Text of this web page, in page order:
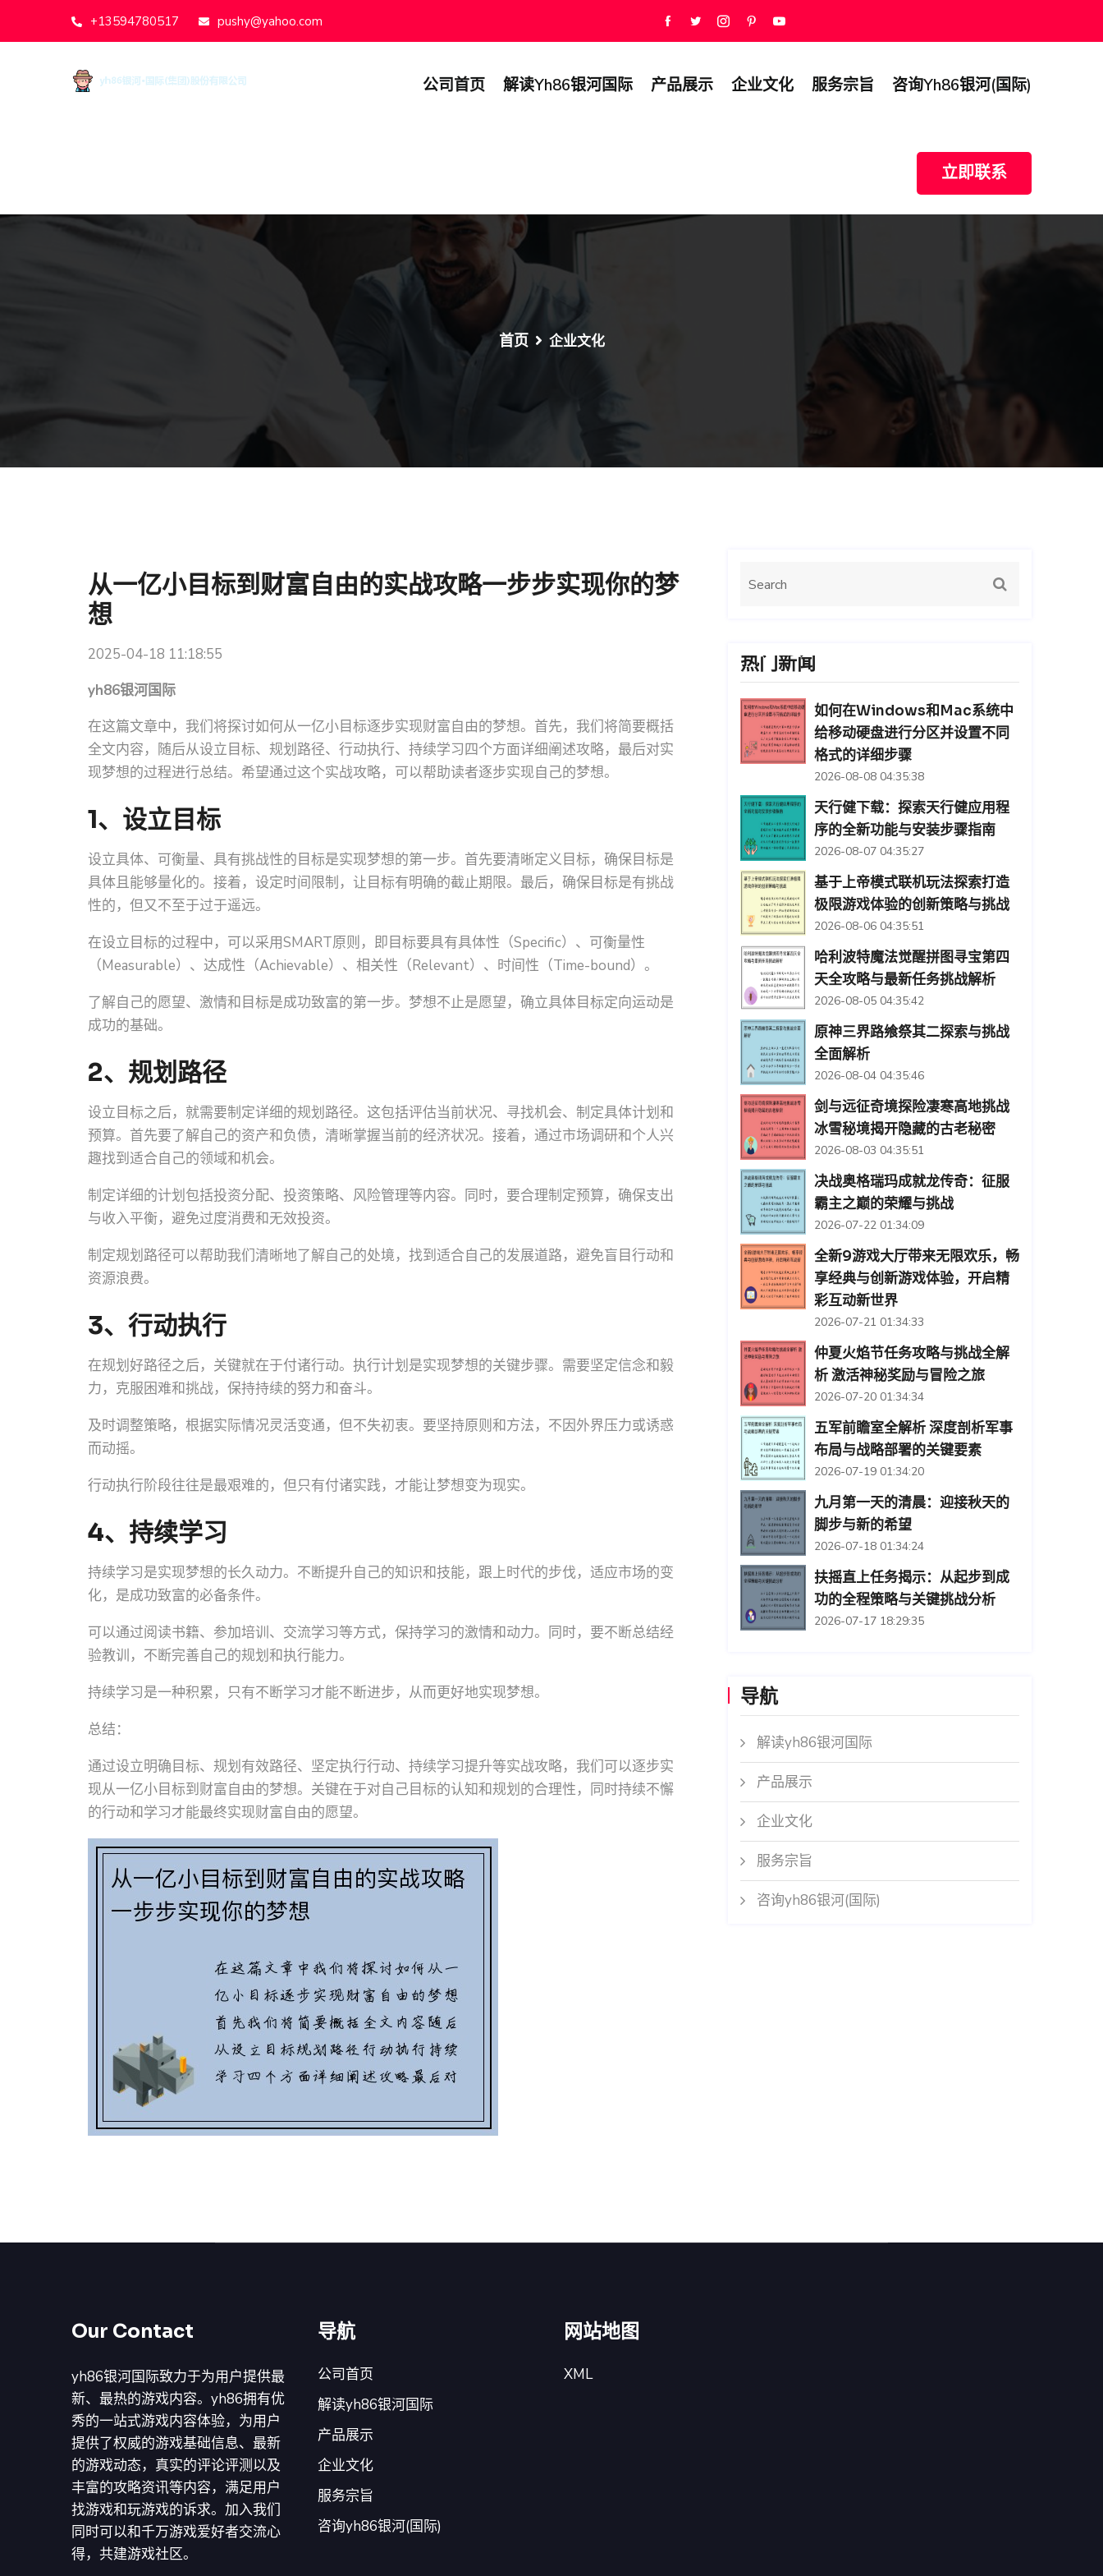
+13594780517 pushy@yahoo.com
公司首页 解读yh86银河国际 产品展示 企业文化 服务宗旨 咨询yh86银河(国际)
立即联系
首页 企业文化
从一亿小目标到财富自由的实战攻略一步步实现你的梦
想
2025-04-18 11:18:55
yh86银河国际
在这篇文章中，我们将探讨如何从一亿小目标逐步实现财富自由的梦想。首先，我们将简要概括
全文内容，随后从设立目标、规划路径、行动执行、持续学习四个方面详细阐述攻略，最后对实
现梦想的过程进行总结。希望通过这个实战攻略，可以帮助读者逐步实现自己的梦想。
1、设立目标
设立具体、可衡量、具有挑战性的目标是实现梦想的第一步。首先要清晰定义目标，确保目标是
具体且能够量化的。接着，设定时间限制，让目标有明确的截止期限。最后，确保目标是有挑战
性的，但又不至于过于遥远。
在设立目标的过程中，可以采用SMART原则，即目标要具有具体性（Specific）、可衡量性
（Measurable）、达成性（Achievable）、相关性（Relevant）、时间性（Time-bound）。
了解自己的愿望、激情和目标是成功致富的第一步。梦想不止是愿望，确立具体目标定向运动是
成功的基础。
2、规划路径
设立目标之后，就需要制定详细的规划路径。这包括评估当前状况、寻找机会、制定具体计划和
预算。首先要了解自己的资产和负债，清晰掌握当前的经济状况。接着，通过市场调研和个人兴
趣找到适合自己的领域和机会。
制定详细的计划包括投资分配、投资策略、风险管理等内容。同时，要合理制定预算，确保支出
与收入平衡，避免过度消费和无效投资。
制定规划路径可以帮助我们清晰地了解自己的处境，找到适合自己的发展道路，避免盲目行动和
资源浪费。
3、行动执行
在规划好路径之后，关键就在于付诸行动。执行计划是实现梦想的关键步骤。需要坚定信念和毅
力，克服困难和挑战，保持持续的努力和奋斗。
及时调整策略，根据实际情况灵活变通，但不失初衷。要坚持原则和方法，不因外界压力或诱惑
而动摇。
行动执行阶段往往是最艰难的，但只有付诸实践，才能让梦想变为现实。
4、持续学习
持续学习是实现梦想的长久动力。不断提升自己的知识和技能，跟上时代的步伐，适应市场的变
化，是成功致富的必备条件。
可以通过阅读书籍、参加培训、交流学习等方式，保持学习的激情和动力。同时，要不断总结经
验教训，不断完善自己的规划和执行能力。
持续学习是一种积累，只有不断学习才能不断进步，从而更好地实现梦想。
总结：
通过设立明确目标、规划有效路径、坚定执行行动、持续学习提升等实战攻略，我们可以逐步实
现从一亿小目标到财富自由的梦想。关键在于对自己目标的认知和规划的合理性，同时持续不懈
的行动和学习才能最终实现财富自由的愿望。
热门新闻
如何在Windows和Mac系统中
给移动硬盘进行分区并设置不同
格式的详细步骤
2026-08-08 04:35:38
天行健下载：探索天行健应用程
序的全新功能与安装步骤指南
2026-08-07 04:35:27
基于上帝模式联机玩法探索打造
极限游戏体验的创新策略与挑战
2026-08-06 04:35:51
哈利波特魔法觉醒拼图寻宝第四
天全攻略与最新任务挑战解析
2026-08-05 04:35:42
原神三界路飨祭其二探索与挑战
全面解析
2026-08-04 04:35:46
剑与远征奇境探险凄寒高地挑战
冰雪秘境揭开隐藏的古老秘密
2026-08-03 04:35:51
决战奥格瑞玛成就龙传奇：征服
霸主之巅的荣耀与挑战
2026-07-22 01:34:09
全新9游戏大厅带来无限欢乐，畅
享经典与创新游戏体验，开启精
彩互动新世界
2026-07-21 01:34:33
仲夏火焰节任务攻略与挑战全解
析 激活神秘奖励与冒险之旅
2026-07-20 01:34:34
五军前瞻室全解析 深度剖析军事
布局与战略部署的关键要素
2026-07-19 01:34:20
九月第一天的清晨：迎接秋天的
脚步与新的希望
2026-07-18 01:34:24
扶摇直上任务揭示：从起步到成
功的全程策略与关键挑战分析
2026-07-17 18:29:35
导航
解读yh86银河国际
产品展示
企业文化
服务宗旨
咨询yh86银河(国际)
Our Contact
yh86银河国际致力于为用户提供最
新、最热的游戏内容。yh86拥有优
秀的一站式游戏内容体验，为用户
提供了权威的游戏基础信息、最新
的游戏动态，真实的评论评测以及
丰富的攻略资讯等内容，满足用户
找游戏和玩游戏的诉求。加入我们
同时可以和千万游戏爱好者交流心
得，共建游戏社区。
导航
公司首页
解读yh86银河国际
产品展示
企业文化
服务宗旨
咨询yh86银河(国际)
网站地图
XML